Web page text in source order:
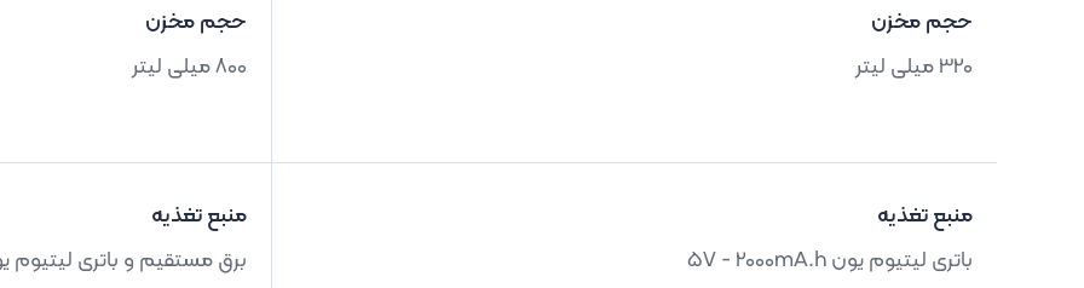
حجم مخزن
320 میلی لیتر
منبع تغذیه
باتری لیتیوم یون 5V - 2000mA.h
حجم مخزن
800 میلی لیتر
منبع تغذیه
برق مستقیم و باتری لیتیوم